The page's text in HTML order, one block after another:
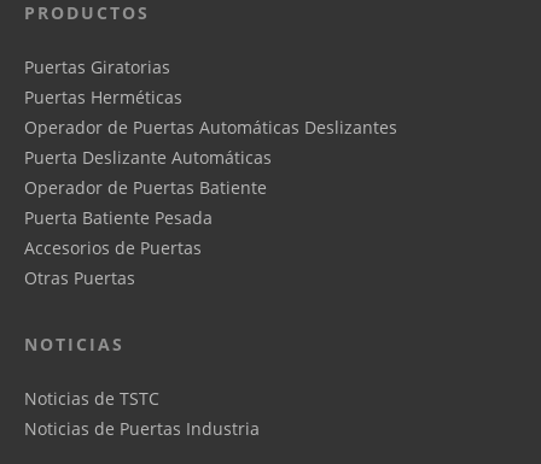
PRODUCTOS
Puertas Giratorias
Puertas Herméticas
Operador de Puertas Automáticas Deslizantes
Puerta Deslizante Automáticas
Operador de Puertas Batiente
Puerta Batiente Pesada
Accesorios de Puertas
Otras Puertas
NOTICIAS
Noticias de TSTC
Noticias de Puertas Industria